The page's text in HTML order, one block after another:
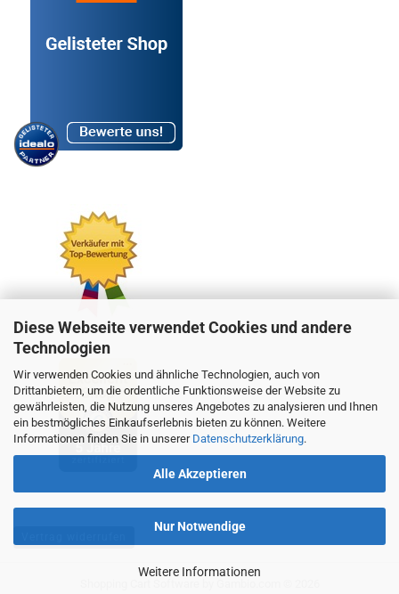
Diese Webseite verwendet Cookies und andere
Technologien
Wir verwenden Cookies und ähnliche Technologien, auch von
Drittanbietern, um die ordentliche Funktionsweise der Website zu
gewährleisten, die Nutzung unseres Angebotes zu analysieren und Ihnen
ein bestmögliches Einkaufserlebnis bieten zu können. Weitere
Informationen finden Sie in unserer Datenschutzerklärung.
Alle Akzeptieren
Nur Notwendige
Weitere Informationen